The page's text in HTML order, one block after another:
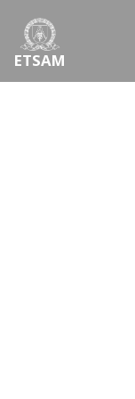
ETSAM